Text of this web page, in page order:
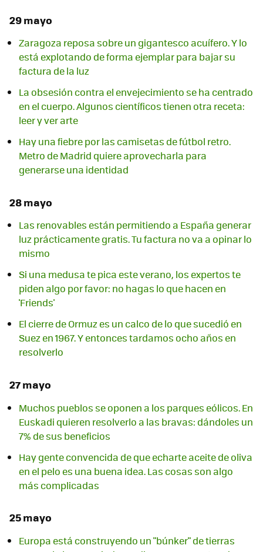
29 mayo
Zaragoza reposa sobre un gigantesco acuífero. Y lo
está explotando de forma ejemplar para bajar su
factura de la luz
La obsesión contra el envejecimiento se ha centrado
en el cuerpo. Algunos científicos tienen otra receta:
leer y ver arte
Hay una fiebre por las camisetas de fútbol retro.
Metro de Madrid quiere aprovecharla para
generarse una identidad
28 mayo
Las renovables están permitiendo a España generar
luz prácticamente gratis. Tu factura no va a opinar lo
mismo
Si una medusa te pica este verano, los expertos te
piden algo por favor: no hagas lo que hacen en
'Friends'
El cierre de Ormuz es un calco de lo que sucedió en
Suez en 1967. Y entonces tardamos ocho años en
resolverlo
27 mayo
Muchos pueblos se oponen a los parques eólicos. En
Euskadi quieren resolverlo a las bravas: dándoles un
7% de sus beneficios
Hay gente convencida de que echarte aceite de oliva
en el pelo es una buena idea. Las cosas son algo
más complicadas
25 mayo
Europa está construyendo un "búnker" de tierras